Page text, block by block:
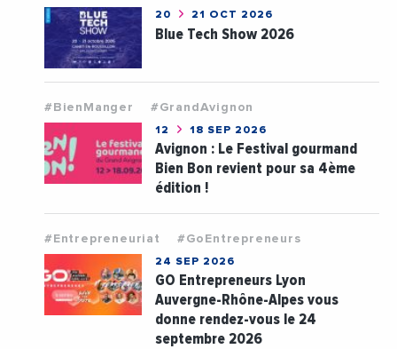
20 21 OCT 2026
Blue Tech Show 2026
#BienManger #GrandAvignon
12 18 SEP 2026
Avignon : Le Festival gourmand
Bien Bon revient pour sa 4ème
édition !
#Entrepreneuriat #GoEntrepreneurs
24 SEP 2026
GO Entrepreneurs Lyon
Auvergne-Rhône-Alpes vous
donne rendez-vous le 24
septembre 2026